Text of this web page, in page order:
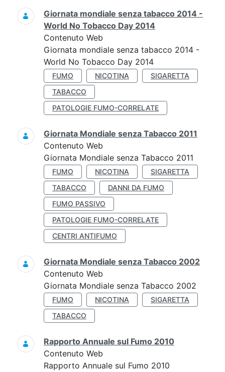
Giornata mondiale senza tabacco 2014 -
World No Tobacco Day 2014
Contenuto Web
Giornata mondiale senza tabacco 2014 -
World No Tobacco Day 2014
FUMO NICOTINA
SIGARETTA
TABACCO
PATOLOGIE FUMO-CORRELATE
Giornata Mondiale senza Tabacco 2011
Contenuto Web
Giornata Mondiale senza Tabacco 2011
FUMO NICOTINA
SIGARETTA
TABACCO
DANNI DA FUMO
FUMO PASSIVO
PATOLOGIE FUMO-CORRELATE
CENTRI ANTIFUMO
Giornata Mondiale senza Tabacco 2002
Contenuto Web
Giornata Mondiale senza Tabacco 2002
FUMO NICOTINA
SIGARETTA
TABACCO
Rapporto Annuale sul Fumo 2010
Contenuto Web
Rapporto Annuale sul Fumo 2010